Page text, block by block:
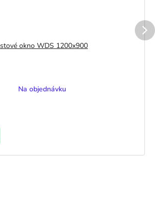
okno WDS 1200x900
Na objednávku